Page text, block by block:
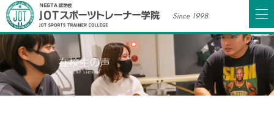
Since 1998